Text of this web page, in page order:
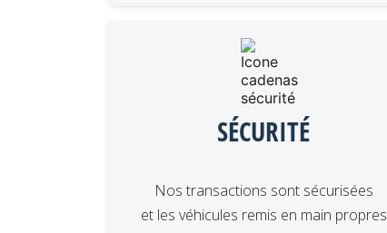
SÉCURITÉ
Nos transactions sont sécurisées
et les véhicules remis en main propres